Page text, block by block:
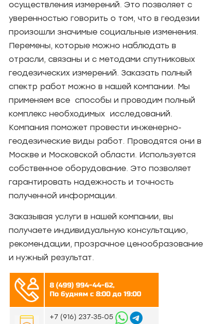
осуществления измерений. Это позволяет с
уверенностью говорить о том, что в геодезии
произошли значимые социальные изменения.
Перемены, которые можно наблюдать в
отрасли, связаны и с методами спутниковых
геодезических измерений. Заказать полный
спектр работ можно в нашей компании. Мы
применяем все способы и проводим полный
комплекс необходимых исследований.
Компания поможет провести инженерно-
геодезические виды работ. Проводятся они в
Москве и Московской области. Используется
собственное оборудование. Это позволяет
гарантировать надежность и точность
полученной информации.
Заказывая услуги в нашей компании, вы
получаете индивидуальную консультацию,
рекомендации, прозрачное ценообразование
и нужный результат.
8 (499) 994-44-62,
По будням с 8:00 до 19:00
‪+7 (916) 237‑35‑05‬